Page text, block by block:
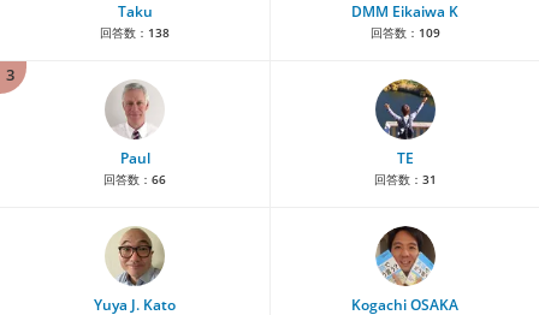
Taku
回答数： 138
DMM Eikaiwa K
回答数： 109
3
Paul
回答数： 66
TE
回答数： 31
Yuya J. Kato Kogachi OSAKA